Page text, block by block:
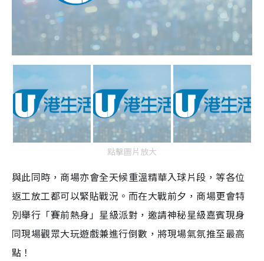
點擊圖片放大
與此同時，商場亦會全天候重溫精華入球片段，等各位
返工放工都可以緊貼戰況。而在大戰前夕，商場更會特
別舉行「賽前熱身」星級派對，邀請神秘星級嘉賓現身
同現場觀眾大玩遊戲兼進行倒數，將現場氣氛推至最高
點！